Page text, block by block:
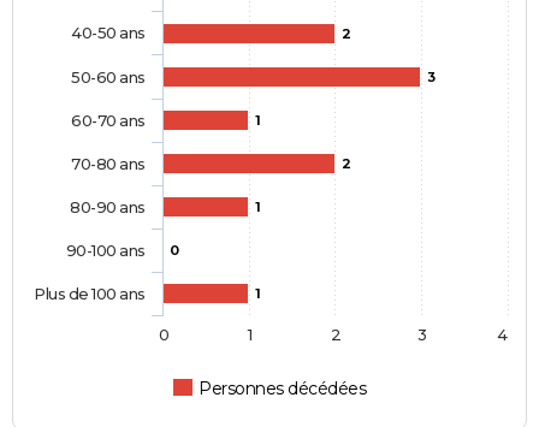
2
3
1
2
1
0
1
Personnes décédées
40-50 ans
50-60 ans
60-70 ans
70-80 ans
80-90 ans
90-100 ans
Plus de 100 ans
0 1 2 3 4